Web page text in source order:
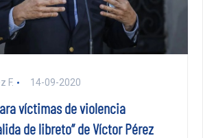
F. 14-09-2020
víctimas de violencia
de libreto” de Víctor Pérez